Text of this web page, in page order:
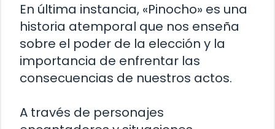
En última instancia, «Pinocho» es una
historia atemporal que nos enseña
sobre el poder de la elección y la
importancia de enfrentar las
consecuencias de nuestros actos.
A través de personajes